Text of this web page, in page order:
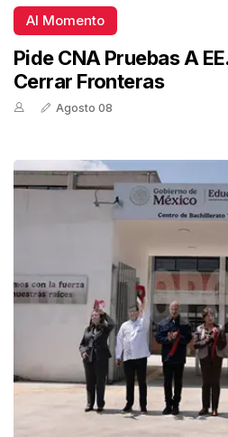
Al Momento
Pide CNA Pruebas A
Cerrar Fronteras
Agosto 08